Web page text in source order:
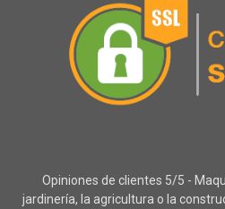
Opiniones de clientes 5/5 -
jardinería, la agricultura o la